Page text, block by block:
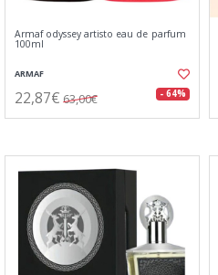
Armaf odyssey artisto eau de parfum
100ml
ARMAF
22,87€ 63,00€ - 64%